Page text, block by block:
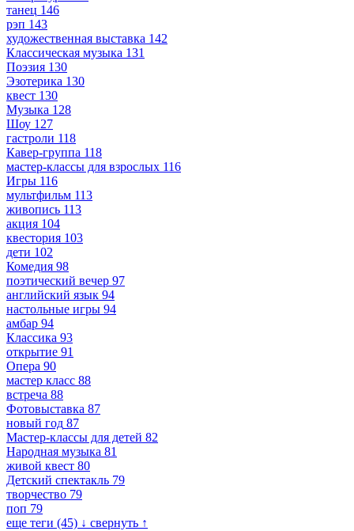
танец 146
рэп 143
художественная выставка 142
Классическая музыка 131
Поэзия 130
Эзотерика 130
квест 130
Музыка 128
Шоу 127
гастроли 118
Кавер-группа 118
мастер-классы для взрослых 116
Игры 116
мультфильм 113
живопись 113
акция 104
квестория 103
дети 102
Комедия 98
поэтический вечер 97
английский язык 94
настольные игры 94
амбар 94
Классика 93
открытие 91
Опера 90
мастер класс 88
встреча 88
Фотовыставка 87
новый год 87
Мастер-классы для детей 82
Народная музыка 81
живой квест 80
Детский спектакль 79
творчество 79
поп 79
еще теги (45) ↓ свернуть ↑